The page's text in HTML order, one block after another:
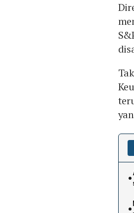
•
•